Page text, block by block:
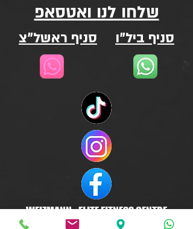
שלחו לנו ואטסאפ
סניף ביל"ו סניף ראשל"צ
WEIZMANN - ELITE FITNESS CENTRE
סניף ביל"ו - בוסי סנט ג'ורג' 13 , עקרון